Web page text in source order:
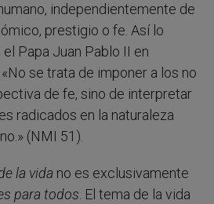
independientemente de
prestigio o fe. Así lo
Papa Juan Pablo II en
se trata de imponer a los no
de fe, sino de interpretar
radicados en la naturaleza
(NMI 51).
la vida no es exclusivamente
para todos. El tema de la vida